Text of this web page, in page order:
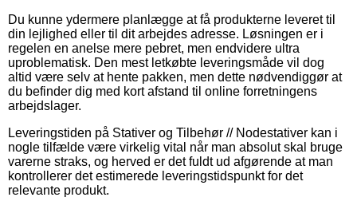
Du kunne ydermere planlægge at få produkterne leveret til
din lejlighed eller til dit arbejdes adresse. Løsningen er i
regelen en anelse mere pebret, men endvidere ultra
uproblematisk. Den mest letkøbte leveringsmåde vil dog
altid være selv at hente pakken, men dette nødvendiggør at
du befinder dig med kort afstand til online forretningens
arbejdslager.
Leveringstiden på Stativer og Tilbehør // Nodestativer kan i
nogle tilfælde være virkelig vital når man absolut skal bruge
varerne straks, og herved er det fuldt ud afgørende at man
kontrollerer det estimerede leveringstidspunkt for det
relevante produkt.